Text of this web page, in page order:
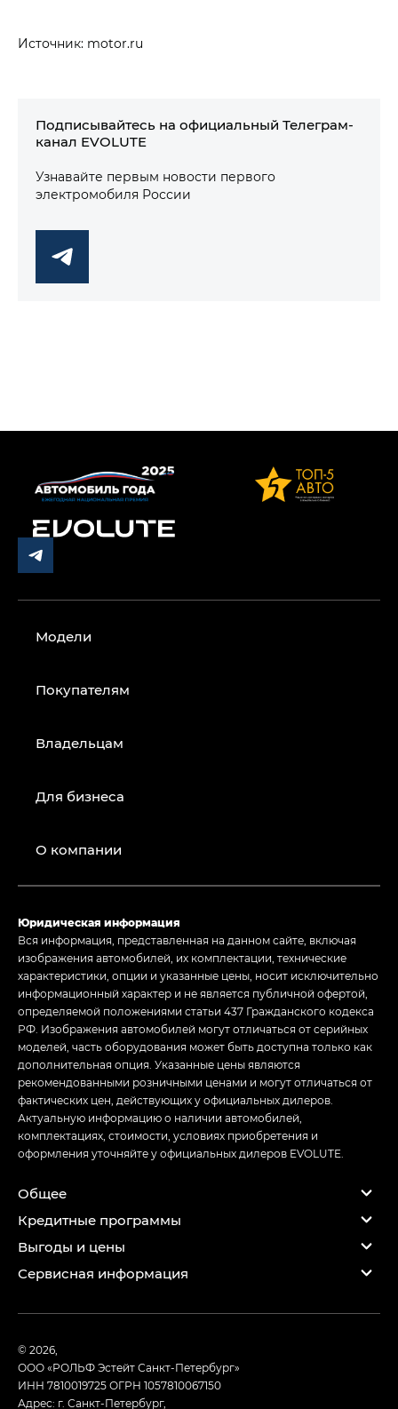
Источник: motor.ru
Подписывайтесь на официальный Телеграм-
канал EVOLUTE
Узнавайте первым новости первого
электромобиля России
Модели
Покупателям
Владельцам
Для бизнеса
О компании
Юридическая информация
Вся информация, представленная на данном сайте, включая
изображения автомобилей, их комплектации, технические
характеристики, опции и указанные цены, носит исключительно
информационный характер и не является публичной офертой,
определяемой положениями статьи 437 Гражданского кодекса
РФ. Изображения автомобилей могут отличаться от серийных
моделей, часть оборудования может быть доступна только как
дополнительная опция. Указанные цены являются
рекомендованными розничными ценами и могут отличаться от
фактических цен, действующих у официальных дилеров.
Актуальную информацию о наличии автомобилей,
комплектациях, стоимости, условиях приобретения и
оформления уточняйте у официальных дилеров EVOLUTE.
Общее
Кредитные программы
Выгоды и цены
Сервисная информация
© 2026,
ООО «РОЛЬФ Эстейт Санкт-Петербург»
ИНН 7810019725ОГРН 1057810067150
Адрес: г. Санкт-Петербург,